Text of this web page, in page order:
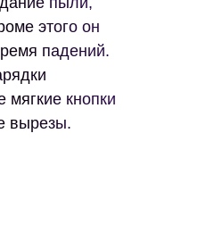
этого он
падений.
кнопки
вырезы.